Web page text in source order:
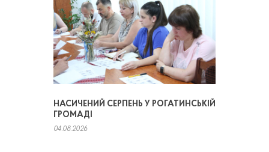
НАСИЧЕНИЙ СЕРПЕНЬ У РОГАТИНСЬКІЙ
ГРОМАДІ
04.08.2026